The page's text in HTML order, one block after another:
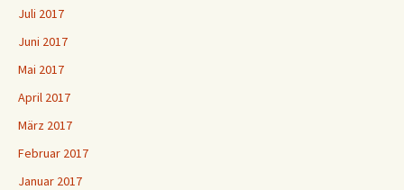
Juli 2017
Juni 2017
Mai 2017
April 2017
März 2017
Februar 2017
Januar 2017